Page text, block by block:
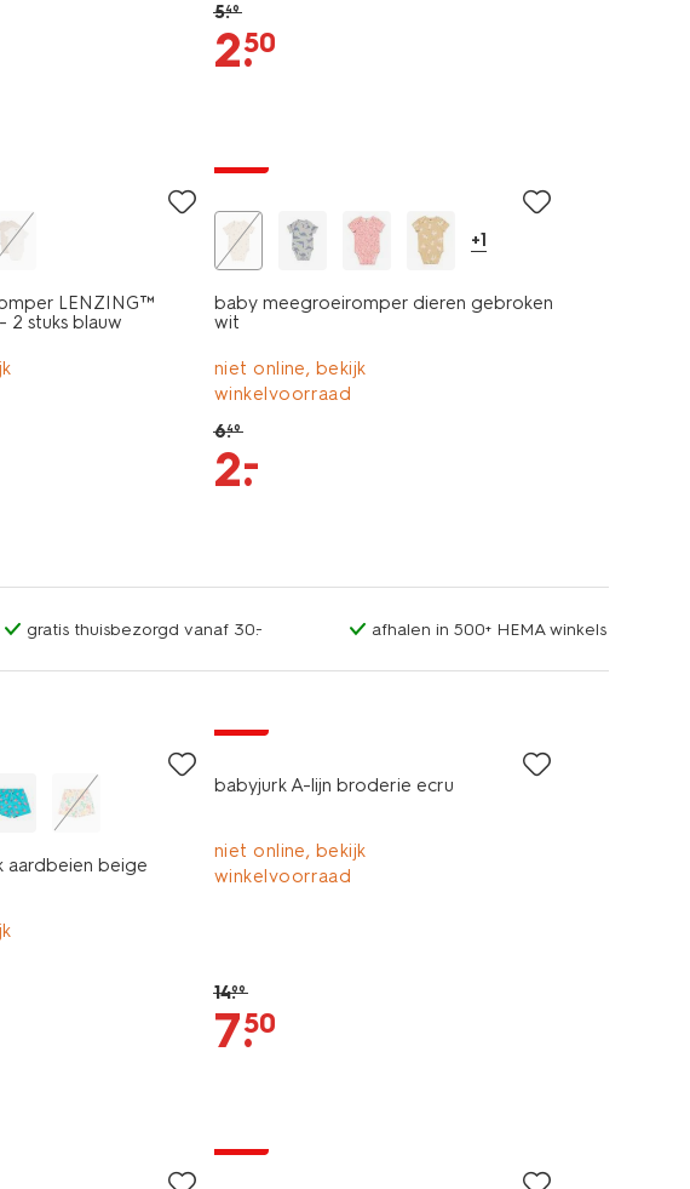
5.49
2.
50
LENZING™
2 stuks blauw
+1
baby meegroeiromper dieren gebroken
wit
niet online, bekijk
winkelvoorraad
6.49
2.
–
gratis thuisbezorgd vanaf 30.- afhalen in 500+ HEMA winkels
aardbeien beige
babyjurk A-lijn broderie ecru
niet online, bekijk
winkelvoorraad
14.99
7.
50